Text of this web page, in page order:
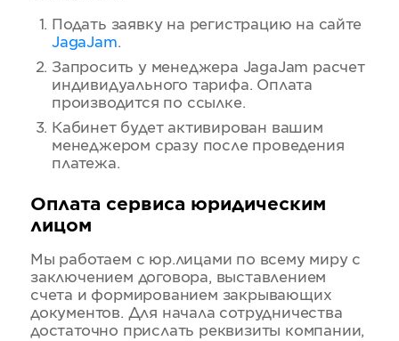
Подать заявку на регистрацию на сайте
JagaJam.
Запросить у менеджера JagaJam расчет
индивидуального тарифа. Оплата
производится по ссылке.
Кабинет будет активирован вашим
менеджером сразу после проведения
платежа.
Оплата сервиса юридическим
лицом
Мы работаем с юр.лицами по всему миру с
заключением договора, выставлением
счета и формированием закрывающих
документов. Для начала сотрудничества
достаточно прислать реквизиты компании,